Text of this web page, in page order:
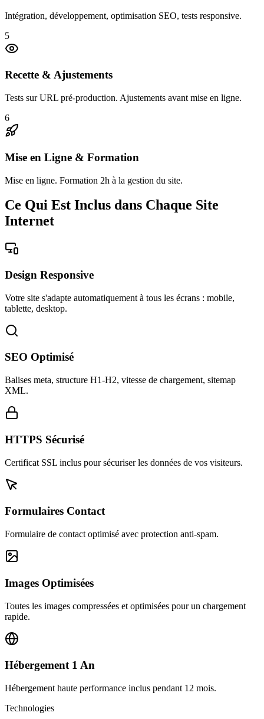
Intégration, développement, optimisation SEO, tests responsive.
5
Recette & Ajustements
Tests sur URL pré-production. Ajustements avant mise en ligne.
6
Mise en Ligne & Formation
Mise en ligne. Formation 2h à la gestion du site.
Ce Qui Est Inclus dans Chaque Site
Internet
Design Responsive
Votre site s'adapte automatiquement à tous les écrans : mobile,
tablette, desktop.
SEO Optimisé
Balises meta, structure H1-H2, vitesse de chargement, sitemap
XML.
HTTPS Sécurisé
Certificat SSL inclus pour sécuriser les données de vos visiteurs.
Formulaires Contact
Formulaire de contact optimisé avec protection anti-spam.
Images Optimisées
Toutes les images compressées et optimisées pour un chargement
rapide.
Hébergement 1 An
Hébergement haute performance inclus pendant 12 mois.
Technologies